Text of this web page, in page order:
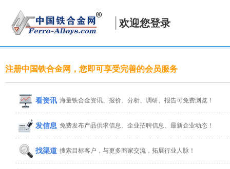
欢迎您登录
注册中国铁合金网，您即可享受完善的会员服务
看资讯 海量铁合金资讯、报价、分析、调研、报告可免费浏览！
发信息 免费发布产品供求信息、企业招聘信息、最新企业动态！
找渠道 搜索目标客户，与更多商家交流，拓展行业人脉！